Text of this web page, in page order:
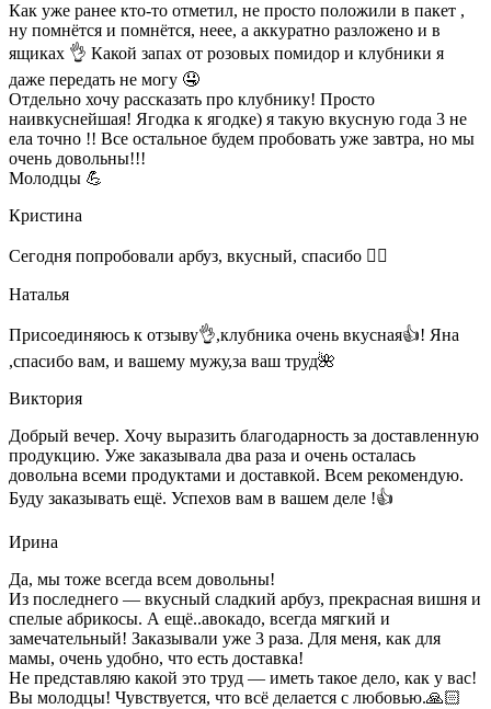
Как уже ранее кто-то отметил, не просто положили в пакет ,
ну помнётся и помнётся, неее, а аккуратно разложено и в
ящиках 👌 Какой запах от розовых помидор и клубники я
даже передать не могу 🤤
Отдельно хочу рассказать про клубнику! Просто
наивкуснейшая! Ягодка к ягодке) я такую вкусную года 3 не
ела точно !! Все остальное будем пробовать уже завтра, но мы
очень довольны!!!
Молодцы 💪
Кристина
Сегодня попробовали арбуз, вкусный, спасибо 👍🏻
Наталья
Присоединяюсь к отзыву👌,клубника очень вкусная👍! Яна
,спасибо вам, и вашему мужу,за ваш труд🌺
Виктория
Добрый вечер. Хочу выразить благодарность за доставленную
продукцию. Уже заказывала два раза и очень осталась
довольна всеми продуктами и доставкой. Всем рекомендую.
Буду заказывать ещё. Успехов вам в вашем деле !👍
Ирина
Да, мы тоже всегда всем довольны!
Из последнего — вкусный сладкий арбуз, прекрасная вишня и
спелые абрикосы. А ещё..авокадо, всегда мягкий и
замечательный! Заказывали уже 3 раза. Для меня, как для
мамы, очень удобно, что есть доставка!
Не представляю какой это труд — иметь такое дело, как у вас!
Вы молодцы! Чувствуется, что всё делается с любовью.🙏🏻